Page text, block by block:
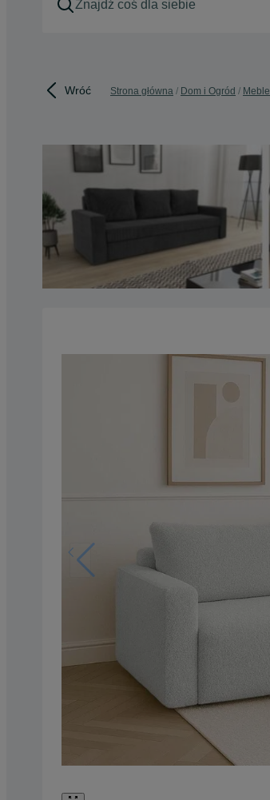
Wróć Strona główna Dom i Ogród Meble